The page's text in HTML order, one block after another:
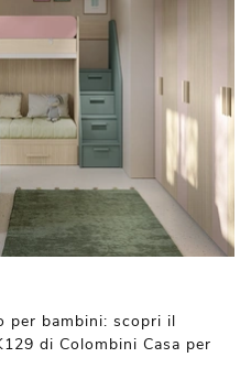
per bambini: scopri il
di Colombini Casa per